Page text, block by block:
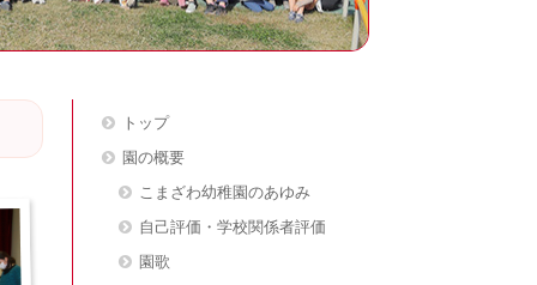
トップ
園の概要
こまざわ幼稚園のあゆみ
自己評価・学校関係者評価
園歌